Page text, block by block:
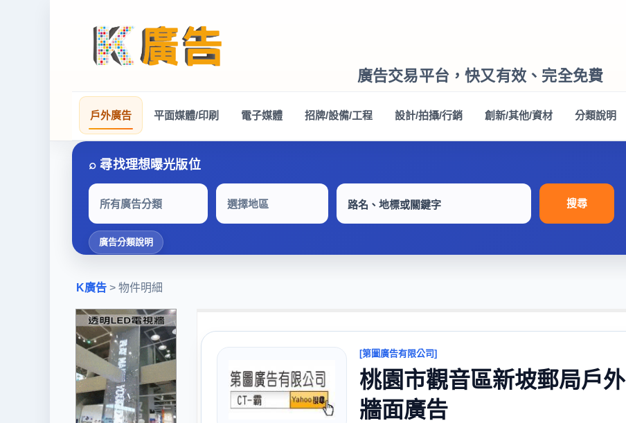
廣告交易平台，快又有效、完全免費
戶外廣告 平面媒體/印刷 電子媒體 招牌/設備/工程 設計/拍攝/行銷 創新/其他/資材 分類說明
所有廣告分類 選擇地區 搜尋
廣告分類說明
K廣告 > 物件明細
[第圖廣告有限公司]
桃園市觀音區新坡郵局戶外
牆面廣告